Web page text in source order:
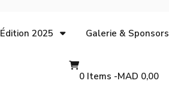
Édition 2025 Galerie & Sponsors
0 Items -MAD 0,00